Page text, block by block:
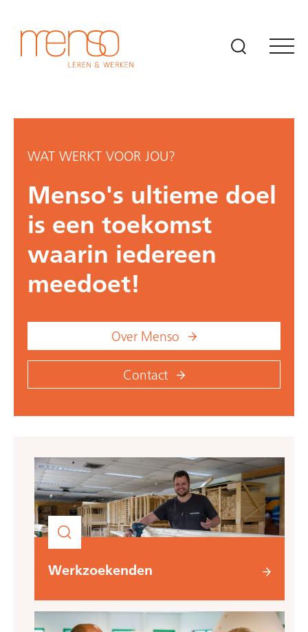
WAT WERKT VOOR JOU?
Menso's ultieme doel
is een toekomst
waarin iedereen
meedoet!
Over Menso
Contact
Werkzoekenden